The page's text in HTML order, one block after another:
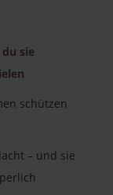
sie
schützen
– und sie